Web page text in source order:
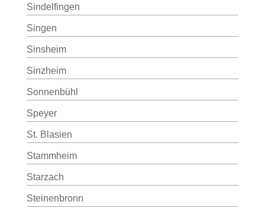
Sindelfingen
Singen
Sinsheim
Sinzheim
Sonnenbühl
Speyer
St. Blasien
Stammheim
Starzach
Steinenbronn